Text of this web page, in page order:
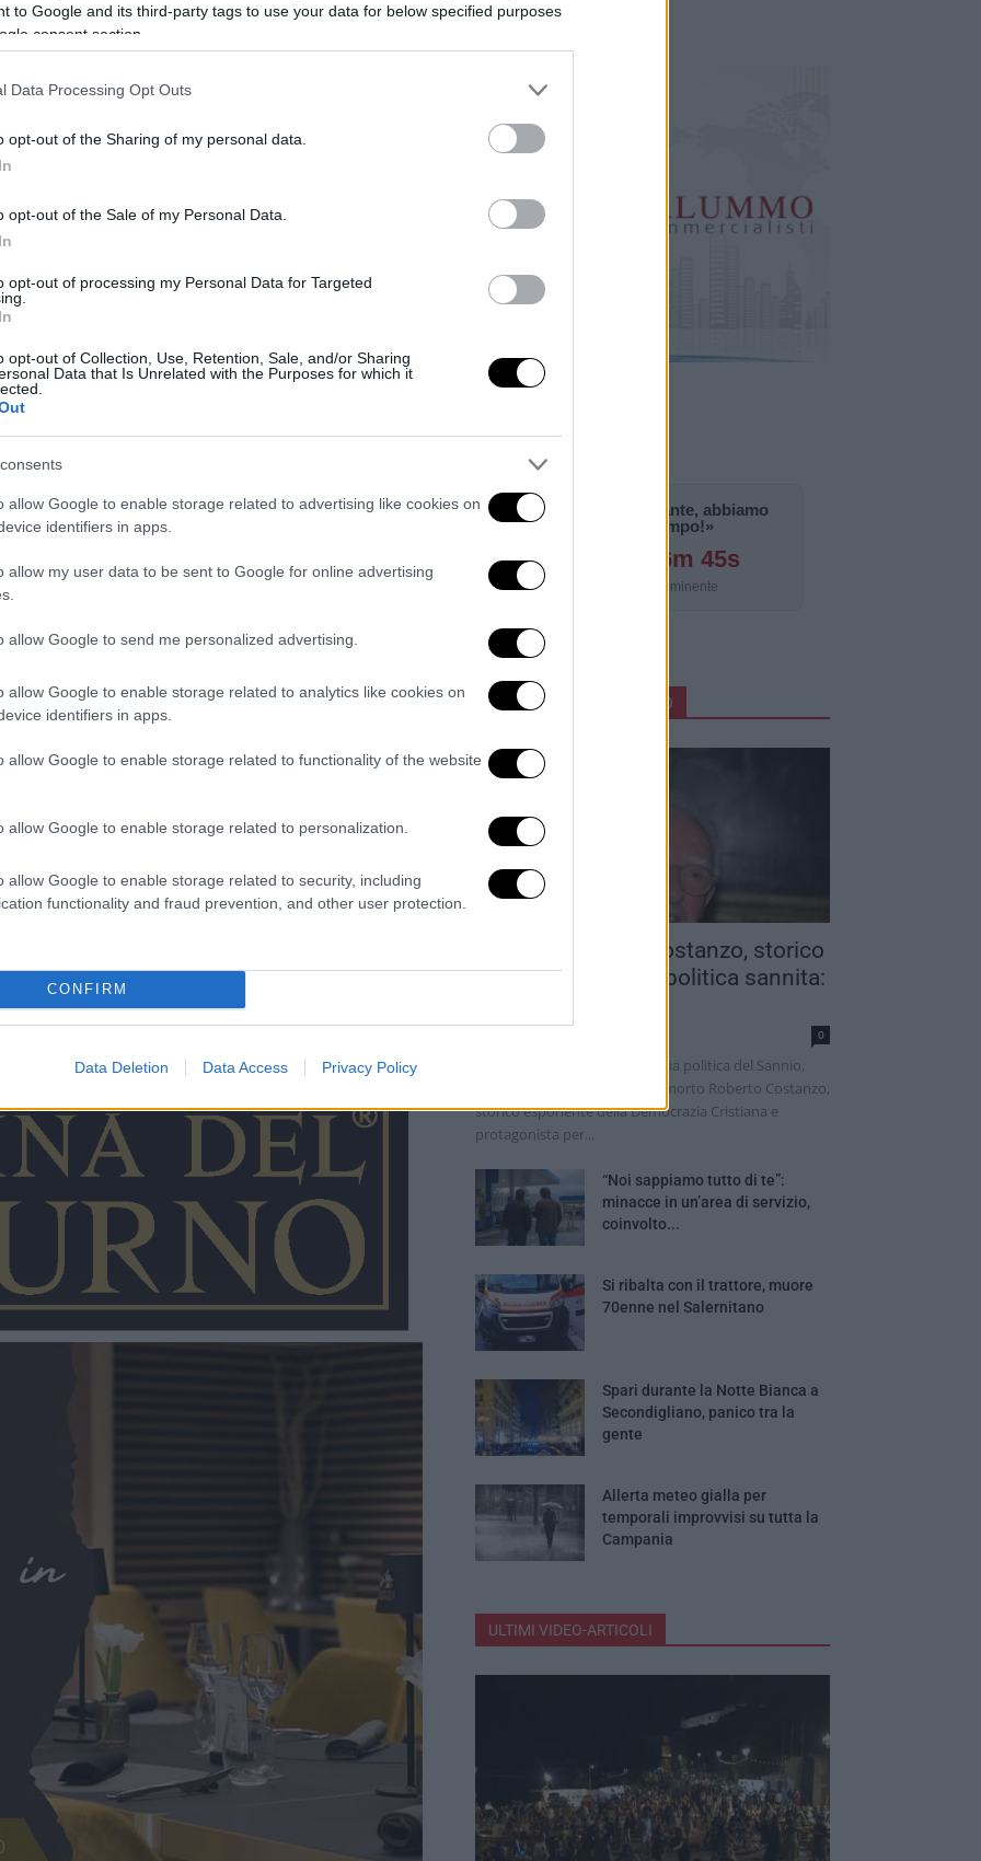
to Google and its third-party tags to use your data for below specified purposes
consent section.
Data Processing Opt Outs
opt-out of the Sharing of my personal data.
opt-out of the Sale of my Personal Data.
opt-out of processing my Personal Data for Targeted
opt-out of Collection, Use, Retention, Sale, and/or Sharing
Data that Is Unrelated with the Purposes for which it
allow Google to enable storage related to advertising like cookies on
identifiers in apps.
allow my user data to be sent to Google for online advertising
allow Google to send me personalized advertising.
allow Google to enable storage related to analytics like cookies on
identifiers in apps.
allow Google to enable storage related to functionality of the website
allow Google to enable storage related to personalization.
allow Google to enable storage related to security, including
functionality and fraud prevention, and other user protection.
CONFIRM
Data Deletion Data Access Privacy Policy
e ToninoLandi.
osannato da tutti, è stato invitato a
di allenamento, il legame esistente con i suoi
sulla gratuità del gioco calcio rispetto ai
su cui riflettere».
che in qualche modo hanno contribuito o
Cataruozzolo
la passione, per l’orgoglio di appartenenza ad una
economica.
Michele Bruno, ha sottolineato l’importanza del
solo ed esclusivamente l’ambito sportivo
di tutto “uomini” poi calciatori».
e sincerità, sono il segreto del successo sportivo e
Grotta, Giuseppe Capano
, in rappresentanza
sottolineato il suo amore per i colori giallo-rosso,
che unisce pensieri, storie e identità diverse.
di Michele De Luca, Presidente Anpas
Angrisano per il risvolto benefico visto che il
per il campo sportivo che consentirà di
cardio-protetta”; ha quindi sottolineato quanto
ogni manifestazione sportiva.
«La notizia è importante, abbiamo
bisogno di tempo!»
124g 15h 26m 43s
Aggiornamento imminente
ARTICOLI IN PRIMO PIANO
Addio a Roberto Costanzo, storico
protagonista della politica sannita:
0
Una vita attraversando la storia politica del Sannio,
della Campania e dell’Italia. È morto Roberto Costanzo,
storico esponente della Democrazia Cristiana e
protagonista per...
“Noi sappiamo tutto di te”:
minacce in un’area di servizio,
coinvolto...
Si ribalta con il trattore, muore
70enne nel Salernitano
Spari durante la Notte Bianca a
Secondigliano, panico tra la
gente
Allerta meteo gialla per
temporali improvvisi su tutta la
Campania
ULTIMI VIDEO-ARTICOLI